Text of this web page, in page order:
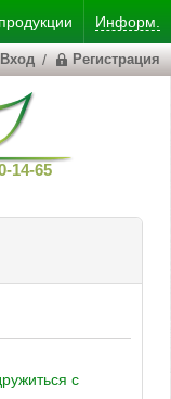
продукции Информ.
14-65
Вход / Регистрация
с